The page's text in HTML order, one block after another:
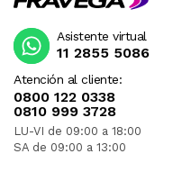
Atención al cliente:
0800 122 0338
0810 999 3728
LU-VI de 09:00 a 18:00
SA de 09:00 a 13:00
Asistente virtual
11 2855 5086